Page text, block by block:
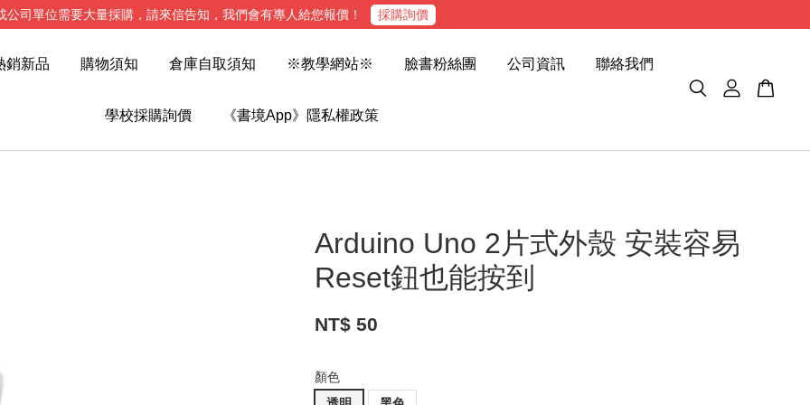
公司單位需要大量採購，請來信告知，我們會有專人給您報價！ 採購詢價
銷新品 購物須知 倉庫自取須知 ※教學網站※ 臉書粉絲團 公司資訊 聯絡我們
學校採購詢價 《書境App》隱私權政策
Arduino Uno 2片式外殼 安裝容易
Reset鈕也能按到
NT$ 50
顏色